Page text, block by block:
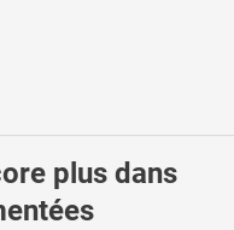
plus dans